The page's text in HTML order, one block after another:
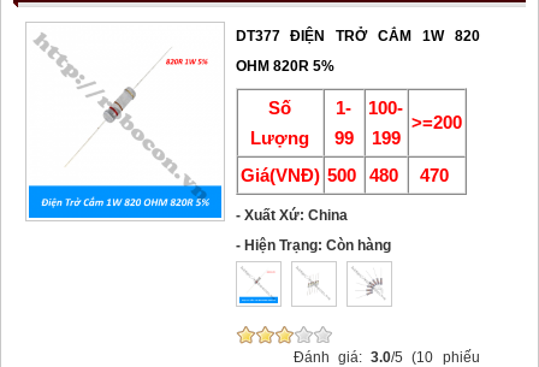
DT377 ĐIỆN TRỞ CẮM 1W 820
OHM 820R 5%
Số
Lượng
1-
99
100-
199
>=200
Giá(VNĐ) 500 480 470
- Xuất Xứ: China
- Hiện Trạng: Còn hàng
Đánh giá:3.0/5 (10 phiếu